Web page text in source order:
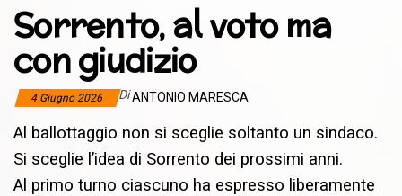
Sorrento, al voto ma
con giudizio
4 Giugno 2026 DiANTONIO MARESCA
Al ballottaggio non si sceglie soltanto un sindaco.
Si sceglie l’idea di Sorrento dei prossimi anni.
Al primo turno ciascuno ha espresso liberamente